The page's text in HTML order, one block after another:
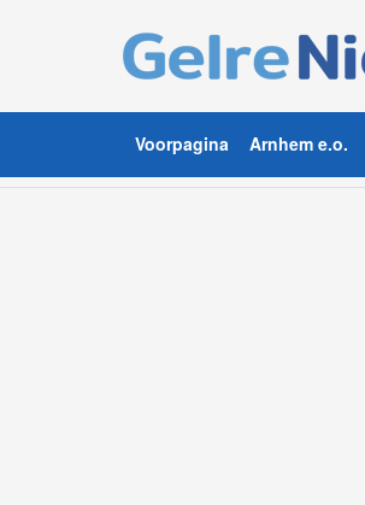
Voorpagina Arnhem e.o.